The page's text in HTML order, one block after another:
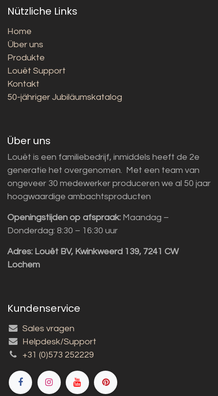
Nützliche Links
Home
Über uns
Produkte
Louët Support
Kontakt
50-jähriger Jubiläumskatalog
Über uns
Louët is een familiebedrijf, inmiddels heeft de 2e
generatie het overgenomen. Met een team van
ongeveer 30 medewerker produceren we al 50 jaar
hoogwaardige ambachtsproducten
Openingstijden op afspraak: Maandag –
Donderdag: 8:30 – 16:30 uur
Adres: Louët BV, Kwinkweerd 139, 7241 CW
Lochem
Kundenservice
Sales vragen
Helpdesk/Support
+31 (0)573 252229